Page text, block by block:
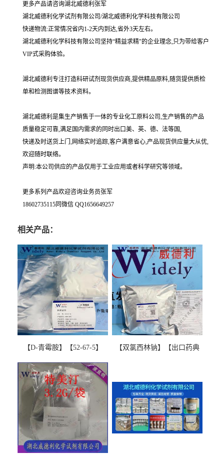
更多产品请咨询湖北威德利张军
湖北威德利化学试剂有限公司/湖北威德利化学科技有限公司
快递物流:正常情况省内1-2天内到达,省外3天左右。
湖北威德利化学科技有限公司坚持“精益求精"的企业理念,只为带给客户
VIP式采购体验。
湖北威德利专注打造科研试剂现货供应商,提供精品原料,随货提供质检
单和检测图谱等技术资料。
湖北威德利是集生产销售于一体的专业化工原料公司,生产销售的产品
质量稳定可靠,满足国内需求的同时出口美、英、德、法等国,
快递及时送货上门,网络实时追踪,客户满意省心,产品现货供应量大从优,
欢迎随时联络。
声明:本公司供应的产品仅用于工业应用或者科学研究等领域。
更多系列产品欢迎咨询业务员张军
18602735115同微信 QQ1656649257
相关产品：
【D-青霉胺】【52-67-5】
图谱检测方法现货供应咨询
张军52-67-5
【双氯西林钠】【出口药典